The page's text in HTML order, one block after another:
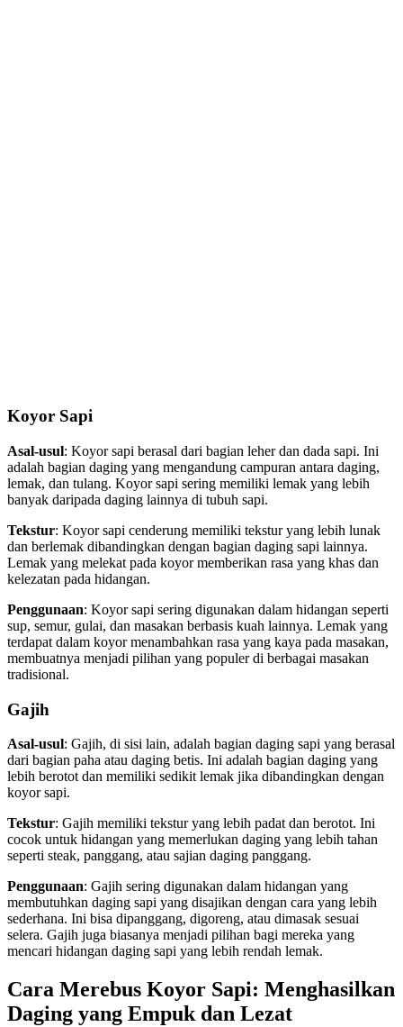
Koyor Sapi
Asal-usul: Koyor sapi berasal dari bagian leher dan dada sapi. Ini
adalah bagian daging yang mengandung campuran antara daging,
lemak, dan tulang. Koyor sapi sering memiliki lemak yang lebih
banyak daripada daging lainnya di tubuh sapi.
Tekstur: Koyor sapi cenderung memiliki tekstur yang lebih lunak
dan berlemak dibandingkan dengan bagian daging sapi lainnya.
Lemak yang melekat pada koyor memberikan rasa yang khas dan
kelezatan pada hidangan.
Penggunaan: Koyor sapi sering digunakan dalam hidangan seperti
sup, semur, gulai, dan masakan berbasis kuah lainnya. Lemak yang
terdapat dalam koyor menambahkan rasa yang kaya pada masakan,
membuatnya menjadi pilihan yang populer di berbagai masakan
tradisional.
Gajih
Asal-usul: Gajih, di sisi lain, adalah bagian daging sapi yang berasal
dari bagian paha atau daging betis. Ini adalah bagian daging yang
lebih berotot dan memiliki sedikit lemak jika dibandingkan dengan
koyor sapi.
Tekstur: Gajih memiliki tekstur yang lebih padat dan berotot. Ini
cocok untuk hidangan yang memerlukan daging yang lebih tahan
seperti steak, panggang, atau sajian daging panggang.
Penggunaan: Gajih sering digunakan dalam hidangan yang
membutuhkan daging sapi yang disajikan dengan cara yang lebih
sederhana. Ini bisa dipanggang, digoreng, atau dimasak sesuai
selera. Gajih juga biasanya menjadi pilihan bagi mereka yang
mencari hidangan daging sapi yang lebih rendah lemak.
Cara Merebus Koyor Sapi: Menghasilkan
Daging yang Empuk dan Lezat